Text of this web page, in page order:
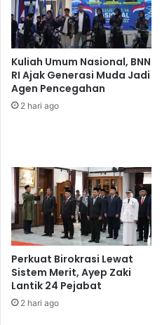
Kuliah Umum Nasional, BNN
RI Ajak Generasi Muda Jadi
Agen Pencegahan
2 hari ago
Perkuat Birokrasi Lewat
Sistem Merit, Ayep Zaki
Lantik 24 Pejabat
2 hari ago